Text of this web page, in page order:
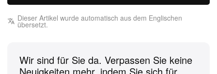
setzt auf ein atmungsaktives, beigefarbenes Knit-
Upper, das stolz bestickte, dinosaurierförmige
Playoff-Schicksal.
Dieser Artikel wurde automatisch aus dem Englischen
übersetzt.
Wir sind für Sie da. Verpassen Sie keine